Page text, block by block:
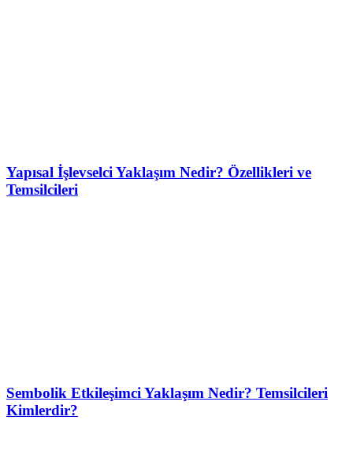
Yapısal İşlevselci Yaklaşım Nedir? Özellikleri ve
Temsilcileri
Sembolik Etkileşimci Yaklaşım Nedir? Temsilcileri
Kimlerdir?